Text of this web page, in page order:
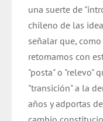
una suerte de
chileno de las
señalar que,
retomamos con
"posta" o "relevo"
"transición" a la
años y adportas